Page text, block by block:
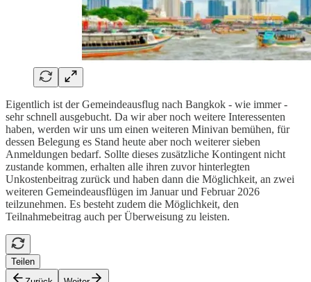
Eigentlich ist der Gemeindeausflug nach Bangkok - wie immer -
sehr schnell ausgebucht. Da wir aber noch weitere Interessenten
haben, werden wir uns um einen weiteren Minivan bemühen, für
dessen Belegung es Stand heute aber noch weiterer sieben
Anmeldungen bedarf. Sollte dieses zusätzliche Kontingent nicht
zustande kommen, erhalten alle ihren zuvor hinterlegten
Unkostenbeitrag zurück und haben dann die Möglichkeit, an zwei
weiteren Gemeindeausflügen im Januar und Februar 2026
teilzunehmen. Es besteht zudem die Möglichkeit, den
Teilnahmebeitrag auch per Überweisung zu leisten.
Teilen